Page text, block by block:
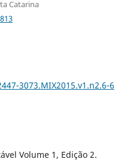
Catarina
3073.MIX2015.v1.n2.6-6
Volume 1, Edição 2.